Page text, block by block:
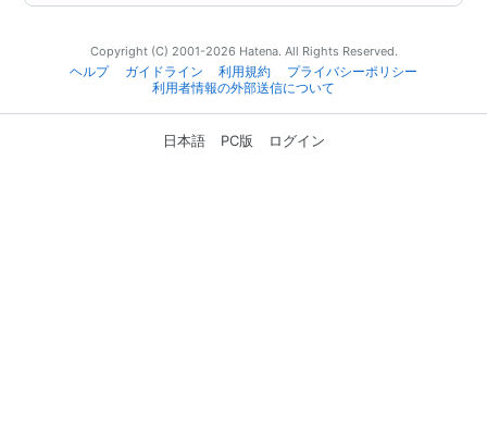
Copyright (C) 2001-2026 Hatena. All Rights Reserved.
ヘルプ
ガイドライン 利用規約
プライバシーポリシー
利用者情報の外部送信について
日本語 PC版 ログイン